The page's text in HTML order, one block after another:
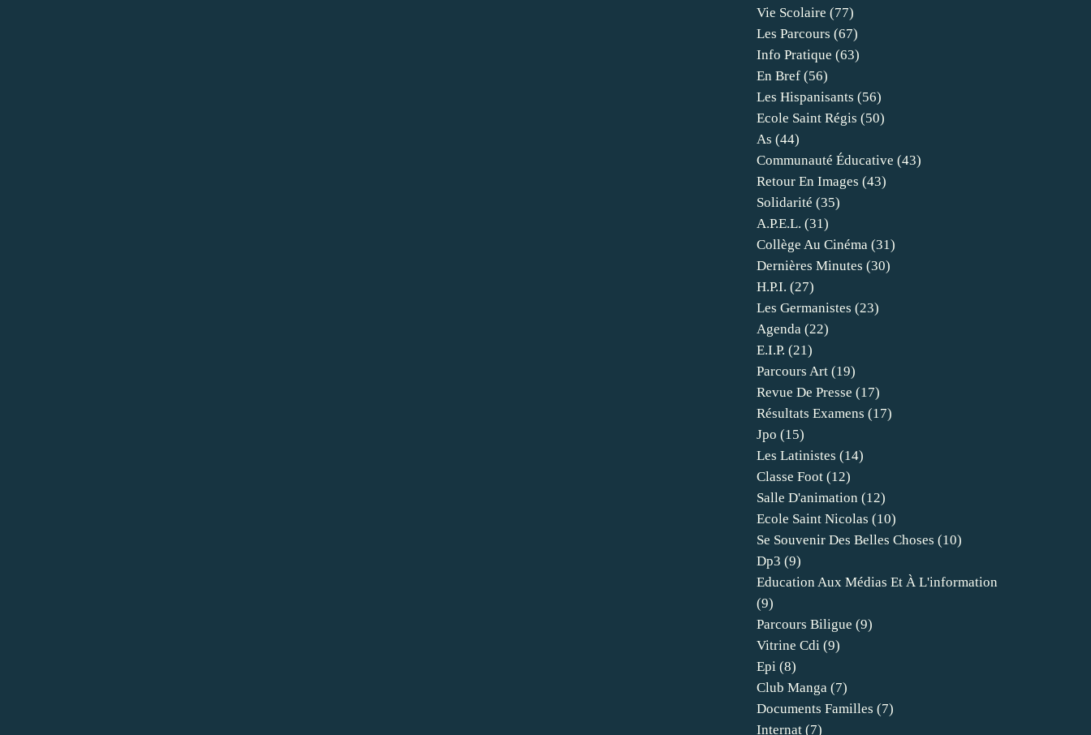
Vie Scolaire (77)
Les Parcours (67)
Info Pratique (63)
En Bref (56)
Les Hispanisants (56)
Ecole Saint Régis (50)
As (44)
Communauté Éducative (43)
Retour En Images (43)
Solidarité (35)
A.p.e.l. (31)
Collège Au Cinéma (31)
Dernières Minutes (30)
H.p.i. (27)
Les Germanistes (23)
Agenda (22)
E.i.p. (21)
Parcours Art (19)
Revue De Presse (17)
Résultats Examens (17)
Jpo (15)
Les Latinistes (14)
Classe Foot (12)
Salle D'animation (12)
Ecole Saint Nicolas (10)
Se Souvenir Des Belles Choses (10)
Dp3 (9)
Education Aux Médias Et À L'information
(9)
Parcours Biligue (9)
Vitrine Cdi (9)
Epi (8)
Club Manga (7)
Documents Familles (7)
Internat (7)